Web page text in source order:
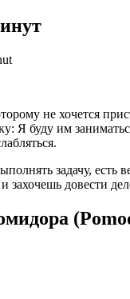
не хочется
Я буду им
задачу, есть
захочешь довести